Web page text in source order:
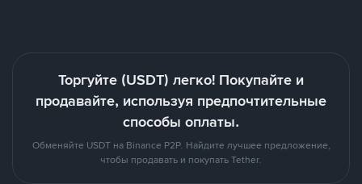
Торгуйте (USDT) легко! Покупайте и
продавайте, используя предпочтительные
способы оплаты.
Обменяйте USDT на Binance P2P. Найдите лучшее предложение,
чтобы продавать и покупать Tether.